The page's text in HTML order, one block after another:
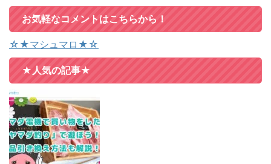
お気軽なコメントはこちらから！
☆★マシュマロ★☆
★人気の記事★